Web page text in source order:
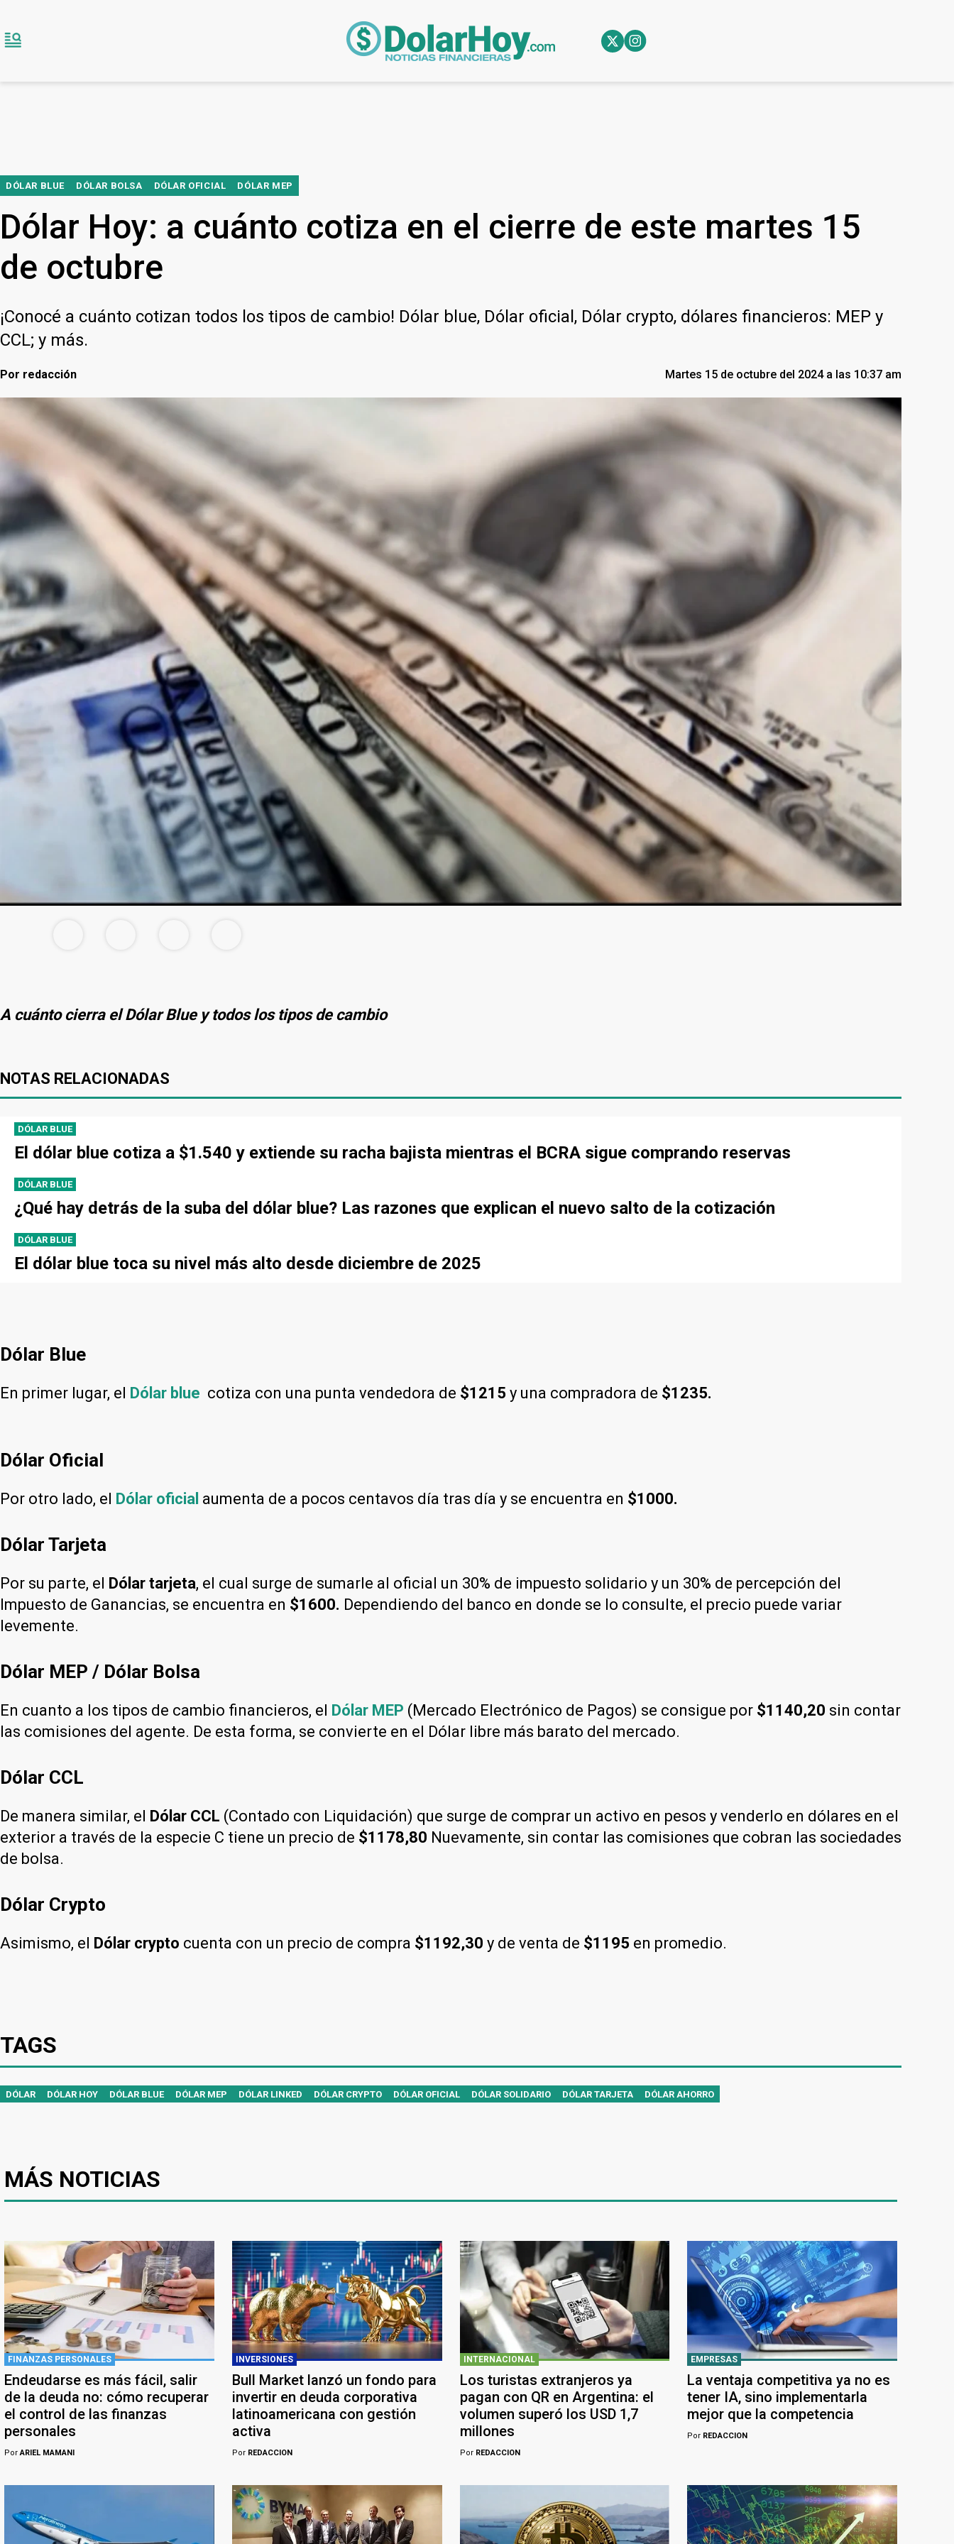
DÓLAR BLUE DÓLAR BOLSA DÓLAR OFICIAL DÓLAR MEP
Dólar Hoy: a cuánto cotiza en el cierre de este martes 15
de octubre
¡Conocé a cuánto cotizan todos los tipos de cambio! Dólar blue, Dólar oficial, Dólar crypto, dólares financieros: MEP y
CCL; y más.
Por redacción Martes 15 de octubre del 2024 a las 10:37 am
A cuánto cierra el Dólar Blue y todos los tipos de cambio
NOTAS RELACIONADAS
DÓLAR BLUE
El dólar blue cotiza a $1.540 y extiende su racha bajista mientras el BCRA sigue comprando reservas
DÓLAR BLUE
¿Qué hay detrás de la suba del dólar blue? Las razones que explican el nuevo salto de la cotización
DÓLAR BLUE
El dólar blue toca su nivel más alto desde diciembre de 2025
Dólar Blue
En primer lugar, el Dólar blue cotiza con una punta vendedora de $1215 y una compradora de $1235.
Dólar Oficial
Por otro lado, el Dólar oficial aumenta de a pocos centavos día tras día y se encuentra en $1000.
Dólar Tarjeta
Por su parte, el Dólar tarjeta, el cual surge de sumarle al oficial un 30% de impuesto solidario y un 30% de percepción del
Impuesto de Ganancias, se encuentra en $1600. Dependiendo del banco en donde se lo consulte, el precio puede variar
levemente.
Dólar MEP / Dólar Bolsa
En cuanto a los tipos de cambio financieros, el Dólar MEP (Mercado Electrónico de Pagos) se consigue por $1140,20 sin contar
las comisiones del agente. De esta forma, se convierte en el Dólar libre más barato del mercado.
Dólar CCL
De manera similar, el Dólar CCL (Contado con Liquidación) que surge de comprar un activo en pesos y venderlo en dólares en el
exterior a través de la especie C tiene un precio de $1178,80 Nuevamente, sin contar las comisiones que cobran las sociedades
de bolsa.
Dólar Crypto
Asimismo, el Dólar crypto cuenta con un precio de compra $1192,30 y de venta de $1195 en promedio.
TAGS
DÓLAR DÓLAR HOY DÓLAR BLUE DÓLAR MEP DÓLAR LINKED DÓLAR CRYPTO DÓLAR OFICIAL DÓLAR SOLIDARIO DÓLAR TARJETA DÓLAR AHORRO
MÁS NOTICIAS
FINANZAS PERSONALES
Endeudarse es más fácil, salir
de la deuda no: cómo recuperar
el control de las finanzas
personales
PorARIEL MAMANI
INVERSIONES
Bull Market lanzó un fondo para
invertir en deuda corporativa
latinoamericana con gestión
activa
PorREDACCION
INTERNACIONAL
Los turistas extranjeros ya
pagan con QR en Argentina: el
volumen superó los USD 1,7
millones
PorREDACCION
EMPRESAS
La ventaja competitiva ya no es
tener IA, sino implementarla
mejor que la competencia
Por REDACCION